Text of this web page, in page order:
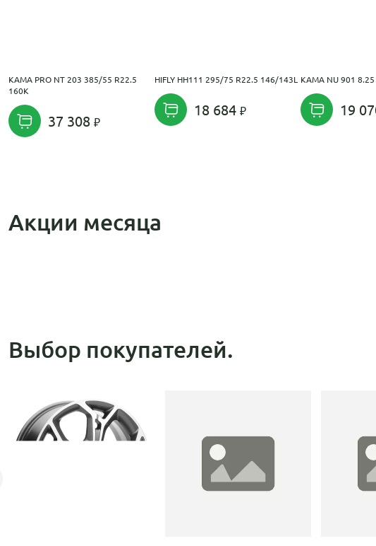
KAMA PRO NT 203 385/55 R22.5
160K
37 308
HIFLY HH111 295/75 R22.5 146/143L
18 684
KAMA NU 901
19
Акции месяца
Выбор покупателей.